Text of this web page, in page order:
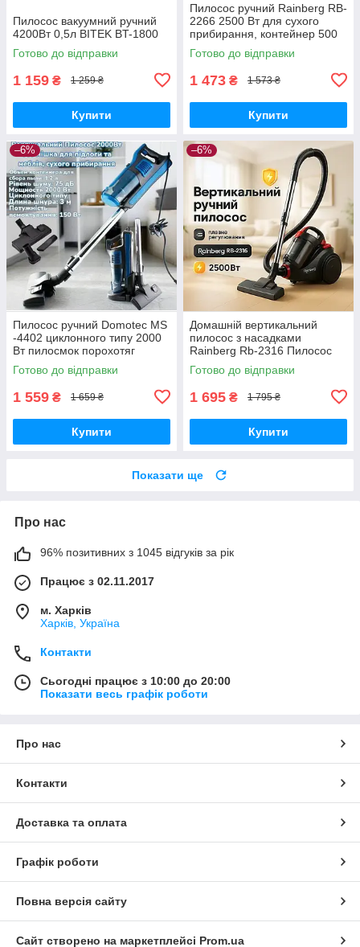
Пилосос вакуумний ручний
4200Вт 0,5л BITEK BT-1800
Готово до відправки
1 159 ₴ 1 259 ₴
Купити
Пилосос ручний Rainberg RB-
2266 2500 Вт для сухого
прибирання, контейнер 500
мл, 75 дБ, Живлення від
мережі
Готово до відправки
1 473 ₴ 1 573 ₴
Купити
–6%
Пилосос ручний Domotec MS
-4402 циклонного типу 2000
Вт пилосмок порохотяг
Готово до відправки
1 559 ₴ 1 659 ₴
Купити
–6%
Домашній вертикальний
пилосос з насадками
Rainberg Rb-2316 Пилосос
вертикальний для квартири
MZ-46
Готово до відправки
1 695 ₴ 1 795 ₴
Купити
Показати ще
Про нас
96% позитивних з 1045 відгуків за рік
Працює з 02.11.2017
м. Харків
Харків, Україна
Контакти
Сьогодні працює з 10:00 до 20:00
Показати весь графік роботи
Про нас
Контакти
Доставка та оплата
Графік роботи
Повна версія сайту
Сайт створено на маркетплейсі Prom.ua